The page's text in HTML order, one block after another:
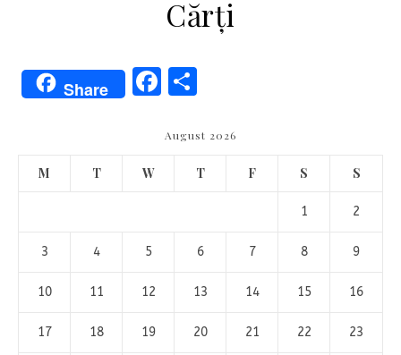
Cărți
Share Facebook
August 2026
M T W T F S S
1 2
3 4 5 6 7 8 9
10 11 12 13 14 15 16
17 18 19 20 21 22 23